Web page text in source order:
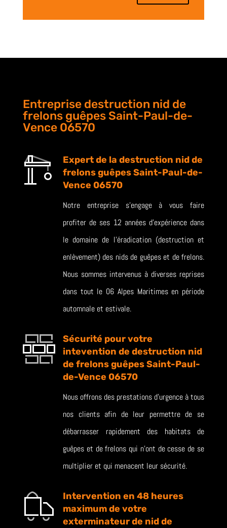
Entreprise destruction nid de
frelons guêpes Saint-Paul-de-
Vence 06570
Expert de la destruction nid de
frelons guêpes Saint-Paul-de-
Vence 06570
Notre entreprise s’engage à vous faire
profiter de ses 12 années d’expérience dans
le domaine de l’éradication (destruction et
enlèvement) des nids de guêpes et de frelons.
Nous sommes intervenus à diverses reprises
dans tout le 06 Alpes Maritimes en période
automnale et estivale.
Sécurité pour votre
intevention de destruction nid
de frelons guêpes Saint-Paul-
de-Vence 06570
Nous offrons des prestations d’urgence à tous
nos clients afin de leur permettre de se
débarrasser rapidement des habitats de
guêpes et de frelons qui n’ont de cesse de se
multiplier et qui menacent leur sécurité.
Intervention en 48 heures
maximum de votre
exterminateur de nid de